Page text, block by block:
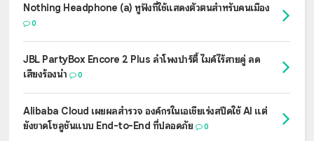
Nothing Headphone (a) หูฟังที่ใช้แสดงตัวตนสำหรับคนเมือง
0
JBL PartyBox Encore 2 Plus ลำโพงปาร์ตี้ ไมค์ไร้สายคู่ ลด
เสียงร้องนำ
0
Alibaba Cloud เผยผลสำรวจ องค์กรในเอเชียเร่งสปีดใช้ AI แต่
ยังขาดโซลูชันแบบ End-to-End ที่ปลอดภัย
0